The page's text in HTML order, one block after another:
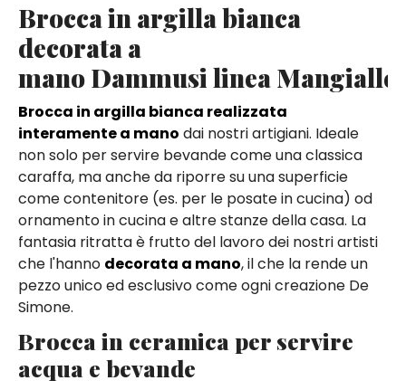
Brocca in argilla bianca
decorata a
mano Dammusi linea
Brocca in argilla bianca realizzata
interamente a mano dai nostri artigiani. Ideale
non solo per servire bevande come una classica
caraffa, ma anche da riporre su una superficie
come contenitore (es. per le posate in cucina) od
ornamento in cucina e altre stanze della casa. La
fantasia ritratta è frutto del lavoro dei nostri artisti
che l'hanno decorata a mano, il che la rende un
pezzo unico ed esclusivo come ogni creazione De
Simone.
Brocca in ceramica per servire
acqua e bevande